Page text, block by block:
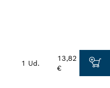
1 Ud.
13,82
€